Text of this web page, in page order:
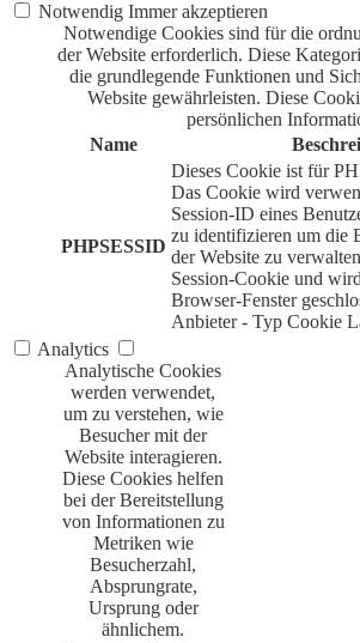
Notwendig Immer akzeptieren
Notwendige Cookies sind für die
der Website erforderlich. Diese
die grundlegende Funktionen und
Website gewährleisten. Diese
persönlichen
Name
PHPSESSID
Dieses Cookie ist für
Das Cookie wird
Session-ID eines
zu identifizieren um die
der Website zu
Session-Cookie und
Browser-Fenster
Anbieter - Typ Cookie
Analytics
Analytische Cookies
werden verwendet,
um zu verstehen, wie
Besucher mit der
Website interagieren.
Diese Cookies helfen
bei der Bereitstellung
von Informationen zu
Metriken wie
Besucherzahl,
Absprungrate,
Ursprung oder
ähnlichem.